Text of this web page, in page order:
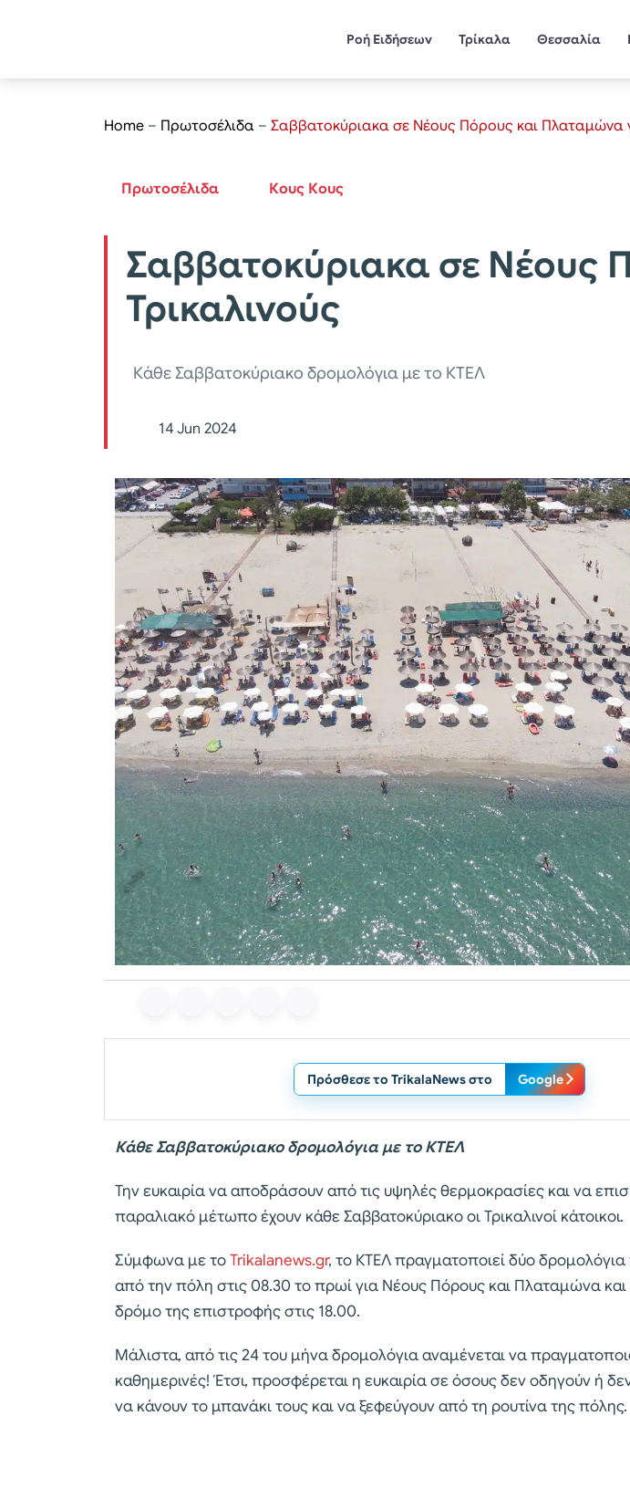
Ροή Ειδήσεων Τρίκαλα Θεσσαλία
Home – Πρωτοσέλιδα – Σαββατοκύριακα σε Νέους Πόρους και Πλαταμώνα
Πρωτοσέλιδα Κους Κους
Σαββατοκύριακα σε Νέους
Τρικαλινούς
Κάθε Σαββατοκύριακο δρομολόγια με το ΚΤΕΛ
14 Jun 2024
Πρόσθεσε το TrikalaNews στο Google
Κάθε Σαββατοκύριακο δρομολόγια με το ΚΤΕΛ
Την ευκαιρία να αποδράσουν από τις υψηλές θερμοκρασίες και να
παραλιακό μέτωπο έχουν κάθε Σαββατοκύριακο οι Τρικαλινοί κάτοικοι.
Σύμφωνα με τοTrikalanews.gr, το ΚΤΕΛ πραγματοποιεί δύο
από την πόλη στις 08.30 το πρωί για Νέους Πόρους και Πλαταμώνα και
δρόμο της επιστροφής στις 18.00.
Μάλιστα, από τις 24 του μήνα δρομολόγια αναμένεται να
καθημερινές! Έτσι, προσφέρεται η ευκαιρία σε όσους δεν οδηγούν ή
να κάνουν το μπανάκι τους και να ξεφεύγουν από τη ρουτίνα της πόλης.